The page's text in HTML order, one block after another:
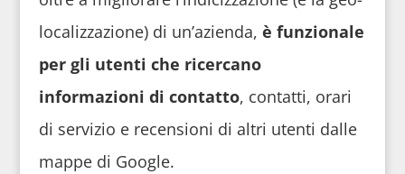
localizzazione) di un’azienda, è funzionale
per gli utenti che ricercano
informazioni di contatto, contatti, orari
di servizio e recensioni di altri utenti dalle
mappe di Google.